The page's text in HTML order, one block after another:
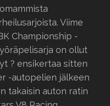
Viime
Championship -
on ollut
? ensikertaa sitten
-autopelien jälkeen
takaisin auton ratin